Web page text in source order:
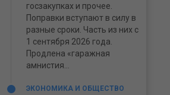
госзакупках и прочее.
Поправки вступают в силу в
разные сроки. Часть из них с
1 сентября 2026 года.
Продлена «гаражная
амнистия...
ЭКОНОМИКА И ОБЩЕСТВО